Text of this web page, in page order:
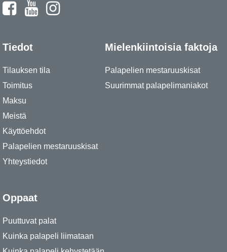
Tiedot
Tilauksen tila
Toimitus
Maksu
Meistä
Käyttöehdot
Palapelien mestaruuskisat
Yhteystiedot
Mielenkiintoisia faktoja
Palapelien mestaruuskisat
Suurimmat palapelimaniakot
Oppaat
Puuttuvat palat
Kuinka palapeli liimataan